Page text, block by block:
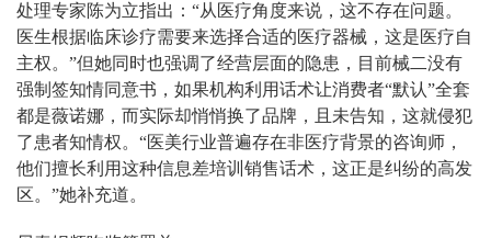
处理专家陈为立指出：“从医疗角度来说，这不存在问题。
医生根据临床诊疗需要来选择合适的医疗器械，这是医疗自
主权。”但她同时也强调了经营层面的隐患，目前械二没有
强制签知情同意书，如果机构利用话术让消费者“默认”全套
都是薇诺娜，而实际却悄悄换了品牌，且未告知，这就侵犯
了患者知情权。“医美行业普遍存在非医疗背景的咨询师，
他们擅长利用这种信息差培训销售话术，这正是纠纷的高发
区。”她补充道。